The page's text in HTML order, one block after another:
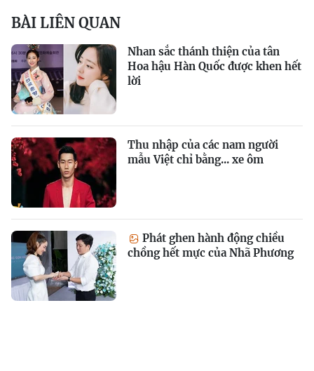
BÀI LIÊN QUAN
Nhan sắc thánh thiện của tân
Hoa hậu Hàn Quốc được khen hết
lời
Thu nhập của các nam người
mẫu Việt chỉ bằng... xe ôm
Phát ghen hành động chiều
chồng hết mực của Nhã Phương